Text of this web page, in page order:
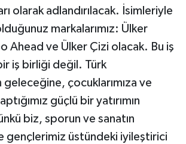
olarak adlandırılacak. İsimleriyle
markalarımız: Ülker
Ahead ve Ülker Çizi olacak. Bu iş
iş birliği değil. Türk
çocuklarımıza ve
güçlü bir yatırımın
biz, sporun ve sanatın
gençlerimiz üstündeki iyileştirici